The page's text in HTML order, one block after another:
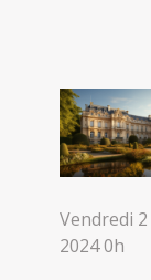
Vendredi
2024 0h